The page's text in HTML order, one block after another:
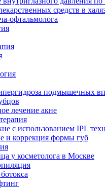
средств в
офтальмолога
подмышечных
лечение акне
с использованием IPL
и коррекция формы губ
у косметолога в Москве